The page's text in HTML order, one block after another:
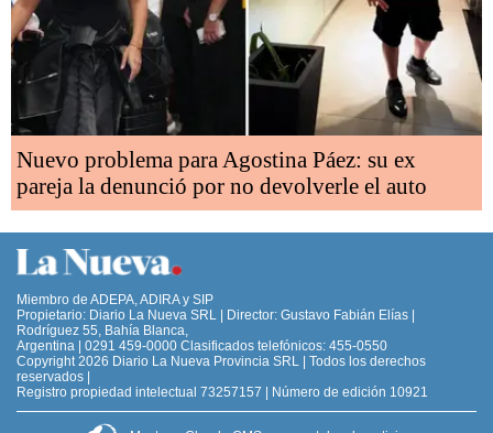
Nuevo problema para Agostina Páez: su ex
pareja la denunció por no devolverle el auto
Miembro de ADEPA, ADIRA y SIP
Propietario: Diario La Nueva SRL | Director: Gustavo Fabián Elías |
Rodríguez 55, Bahía Blanca,
Argentina | 0291 459-0000 Clasificados telefónicos: 455-0550
Copyright 2026 Diario La Nueva Provincia SRL | Todos los derechos
reservados |
Registro propiedad intelectual 73257157 | Número de edición 10921